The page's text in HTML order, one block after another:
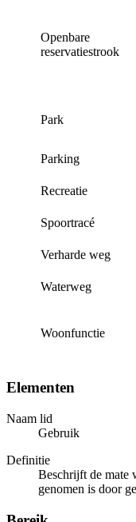
Openbare
reservatiestrook
Park
Parking
Recreatie
Spoortracé
Verharde weg
Waterweg
Woonfunctie
Elementen
Naam lid
Gebruik
Definitie
Beschrijft de mate
genomen is door